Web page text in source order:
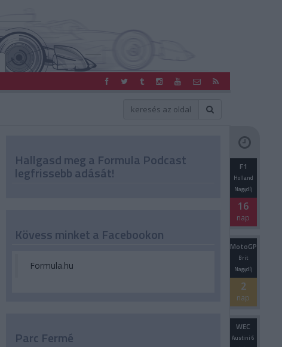
Hallgasd meg a Formula Podcast
legfrissebb adását! F1
Holland
Nagydíj
16
nap
MotoGP
Brit
Nagydíj
2
nap
WEC
Austini 6
Kövess minket a Facebookon
Formula.hu
Parc Fermé